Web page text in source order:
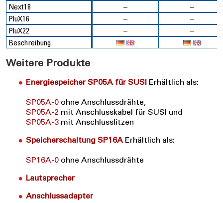
Next18
–
–
PluX16
–
–
PluX22
–
–
Beschreibung
Weitere Produkte
Energiespeicher SP05A für SUSI Erhältlich als:
SP05A-0 ohne Anschlussdrähte,
SP05A-2 mit Anschlusskabel für SUSI und
SP05A-3 mit Anschlusslitzen
Speicherschaltung SP16A Erhältlich als:
SP16A-0 ohne Anschlussdrähte
Lautsprecher
Anschlussadapter